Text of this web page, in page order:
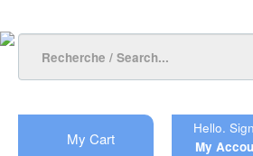
My Cart
Hello.
My